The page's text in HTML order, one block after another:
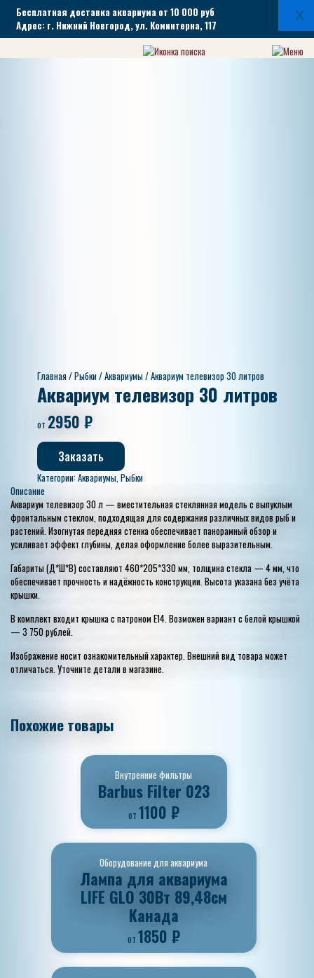
Бесплатная доставка аквариума от 10 000 руб
Адрес: г. Нижний Новгород, ул. Коминтерна, 117
Главная/Рыбки/Аквариумы/ Аквариум телевизор 30 литров
Аквариум телевизор 30 литров
от 2950 ₽
Заказать
Категории:Аквариумы, Рыбки
Описание
Аквариум телевизор 30 л — вместительная стеклянная модель с выпуклым
фронтальным стеклом, подходящая для содержания различных видов рыб и
растений. Изогнутая передняя стенка обеспечивает панорамный обзор и
усиливает эффект глубины, делая оформление более выразительным.
Габариты (Д*Ш*В) составляют 460*205*330 мм, толщина стекла — 4 мм, что
обеспечивает прочность и надёжность конструкции. Высота указана без учёта
крышки.
В комплект входит крышка с патроном Е14. Возможен вариант с белой крышкой
— 3 750 рублей.
Изображение носит ознакомительный характер. Внешний вид товара может
отличаться. Уточните детали в магазине.
Похожие товары
Внутренние фильтры
Barbus Filter 023
от 1100 ₽
Оборудование для аквариума
Лампа для аквариума
LIFE GLO 30Bт 89,48см
Канада
от 1850 ₽
X